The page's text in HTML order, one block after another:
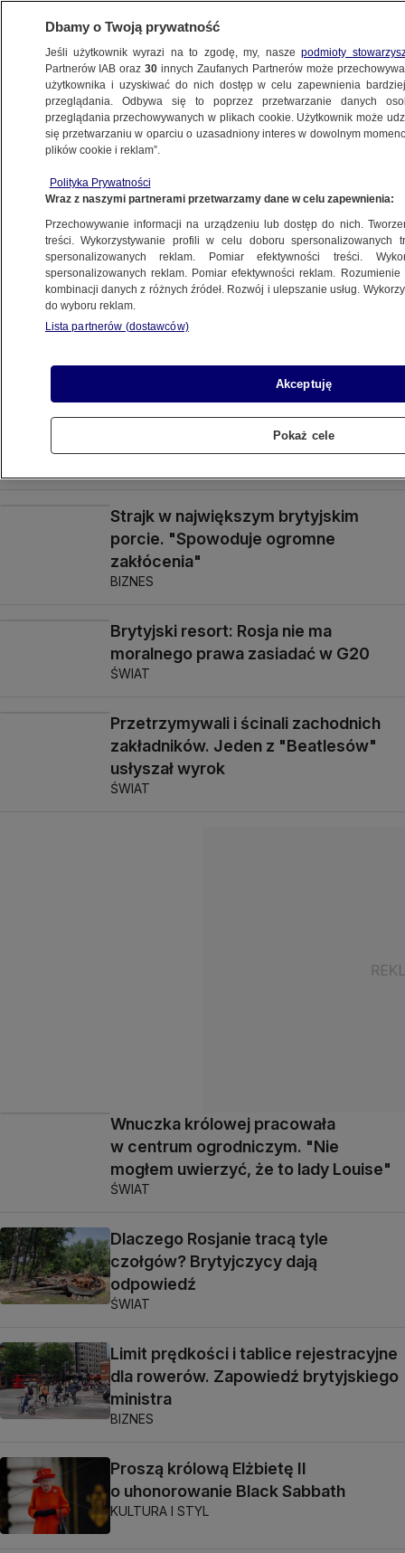
WIELKA BRYTANIA
British Airways odwołują ponad 10
tysięcy lotów
BIZNES
George, Louis i Charlotte idą do nowej
szkoły. Ma 25-metrowy basen i pole
golfowe
ŚWIAT
Światowi liderzy rozmawiali
o Zaporoskiej Elektrowni Jądrowej
i "wadze zapewnienia
Strajk w największym brytyjskim
porcie. "Spowoduje ogromne
zakłócenia"
BIZNES
Brytyjski resort: Rosja nie ma
moralnego prawa zasiadać w G20
ŚWIAT
Przetrzymywali i ścinali zachodnich
zakładników. Jeden z "Beatlesów"
usłyszał wyrok
ŚWIAT
Wnuczka królowej pracowała
w centrum ogrodniczym. "Nie
mogłem uwierzyć, że to lady Louise"
ŚWIAT
Dlaczego Rosjanie tracą tyle
czołgów? Brytyjczycy dają
odpowiedź
ŚWIAT
Limit prędkości i tablice rejestracyjne
dla rowerów. Zapowiedź brytyjskiego
ministra
BIZNES
Proszą królową Elżbietę II
o uhonorowanie Black Sabbath
KULTURA I STYL
Dbamy o Twoją prywatność
Jeśli użytkownik wyrazi na to zgodę, my, naszepodmioty
Partnerów IAB oraz30 innych Zaufanych Partnerów może
użytkownika i uzyskiwać do nich dostęp w celu zapewnienia
przeglądania. Odbywa się to poprzez przetwarzanie danych
przeglądania przechowywanych w plikach cookie. Użytkownik może
się przetwarzaniu w oparciu o uzasadniony interes w dowolnym
plików cookie i reklam”.
Polityka Prywatności
Wraz z naszymi partnerami przetwarzamy dane w celu zapewnienia:
Przechowywanie informacji na urządzeniu lub dostęp do nich.
treści. Wykorzystywanie profili w celu doboru spersonalizowanych
spersonalizowanych reklam. Pomiar efektywności treści.
spersonalizowanych reklam. Pomiar efektywności reklam.
kombinacji danych z różnych źródeł. Rozwój i ulepszanie usług.
do wyboru reklam.
Lista partnerów (dostawców)
Akceptuję
Pokaż cele